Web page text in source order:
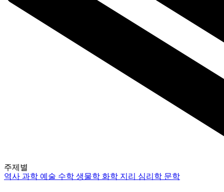
주제별
역사과학 예술 수학생물학 화학 지리 심리학 문학